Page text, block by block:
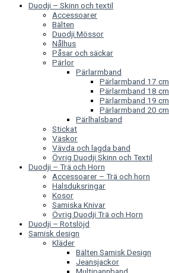
Duodji – Skinn och textil
Accessoarer
Bälten
Duodji Mössor
Nålhus
Påsar och säckar
Pärlor
Pärlarmband
Pärlarmband 17 cm
Pärlarmband 18 cm
Pärlarmband 19 cm
Pärlarmband 20 cm
Pärlhalsband
Stickat
Väskor
Vävda och lagda band
Övrig Duodji Skinn och Textil
Duodji – Trä och Horn
Accessoarer – Trä och horn
Halsduksringar
Kosor
Samiska Knivar
Övrig Duodji Trä och Horn
Duodji – Rotslöjd
Samisk design
Kläder
Bälten Samisk Design
Jeansjackor